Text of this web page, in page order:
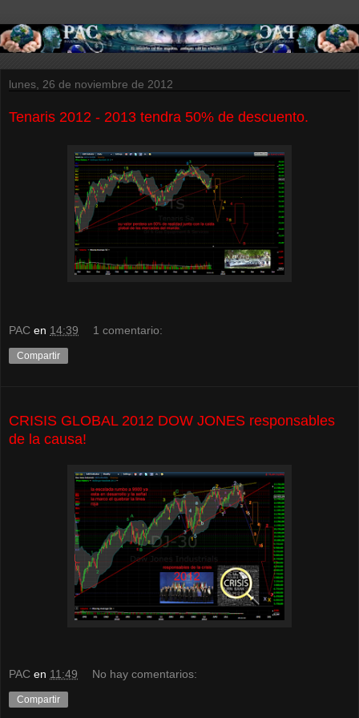
lunes, 26 de noviembre de 2012
Tenaris 2012 - 2013 tendra 50% de descuento.
PAC en 14:39 1 comentario:
Compartir
CRISIS GLOBAL 2012 DOW JONES responsables
de la causa!
PAC en 11:49 No hay comentarios:
Compartir